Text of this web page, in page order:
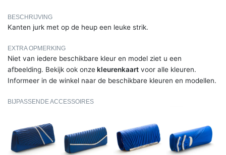
BESCHRIJVING
Kanten jurk met op de heup een leuke strik.
EXTRA OPMERKING
Niet van iedere beschikbare kleur en model ziet u een
afbeelding. Bekijk ook onzekleurenkaart voor alle kleuren.
Informeer in de winkel naar de beschikbare kleuren en modellen.
BIJPASSENDE ACCESSOIRES